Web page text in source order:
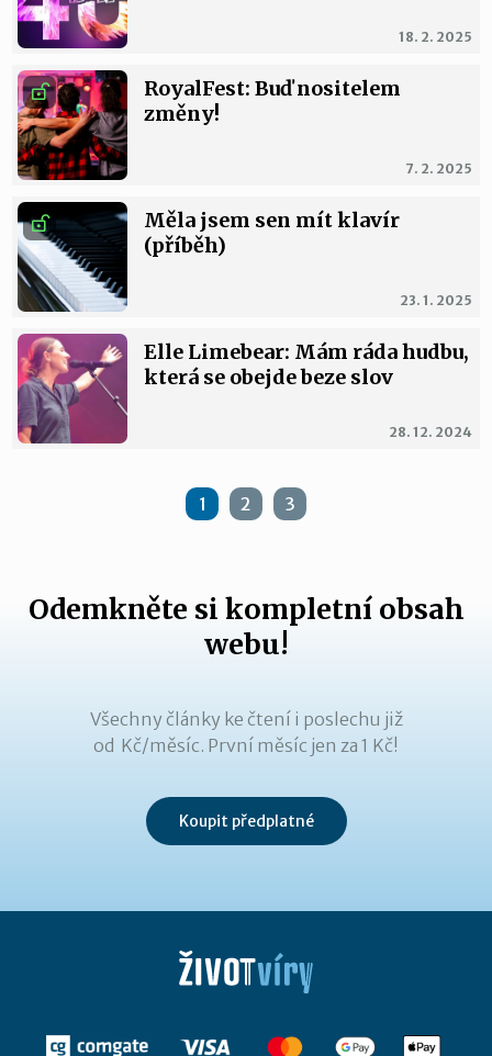
18. 2. 2025
7. 2. 2025
RoyalFest: Buď nositelem
změny!
23. 1. 2025
Měla jsem sen mít klavír
(příběh)
28. 12. 2024
Elle Limebear: Mám ráda hudbu,
která se obejde beze slov
1 2 3
Odemkněte si kompletní obsah
webu!
Všechny články ke čtení i poslechu již
od Kč/měsíc. První měsíc jen za 1 Kč!
Koupit předplatné